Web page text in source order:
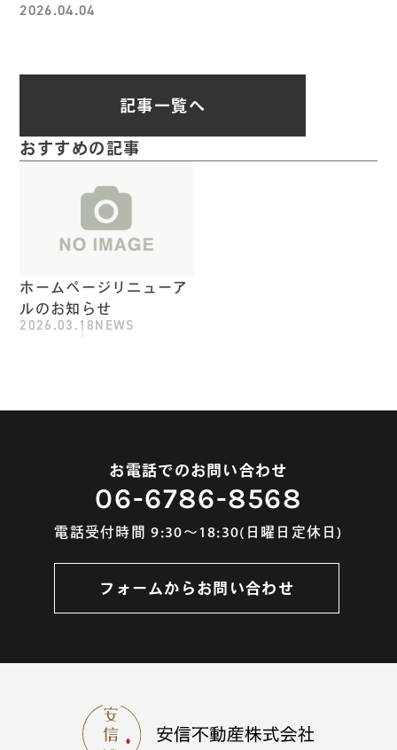
2026.04.04
記事一覧へ
おすすめの記事
ホームページリニューア
ルのお知らせ
2026.03.18NEWS
お電話でのお問い合わせ
06-6786-8568
電話受付時間 9:30～18:30(日曜日定休日)
フォームからお問い合わせ